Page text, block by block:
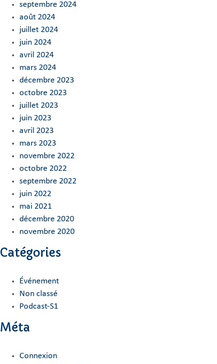
septembre 2024
août 2024
juillet 2024
juin 2024
avril 2024
mars 2024
décembre 2023
octobre 2023
juillet 2023
juin 2023
avril 2023
mars 2023
novembre 2022
octobre 2022
septembre 2022
juin 2022
mai 2021
décembre 2020
novembre 2020
Catégories
Événement
Non classé
Podcast-S1
Méta
Connexion